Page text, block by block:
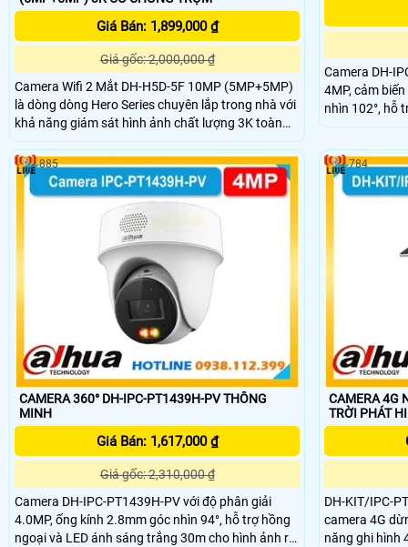
Giá Bán: 1,899,000 ₫
Giá gốc: 2,000,000 ₫
Camera Wifi 2 Mắt DH-H5D-5F 10MP (5MP+5MP)
là dòng dòng Hero Series chuyên lắp trong nhà với
khả năng giám sát hình ảnh chất lượng 3K toàn
cảnh không góc khuất với 1 ống kính cố định và 1
ống kính xoay 360. Ngoài ra camera wifi DH-H5D-
5F còn giúp đảm bảo an ninh hiệu quả với tính
năng phát hiện người và thú cưng với độ chính xác
Camera DH-
4MP, cảm
nhìn 102°, hỗ
SMD 4.0,
IK10.
CAMERA 360° DH-IPC-PT1439H-PV THÔNG
MINH
Giá Bán: 1,617,000 ₫
Giá gốc: 2,310,000 ₫
Camera DH-IPC-PT1439H-PV với độ phân giải
4.0MP, ống kính 2.8mm góc nhìn 94°, hỗ trợ hồng
ngoại và LED ánh sáng trắng 30m cho hình ảnh rõ
885
CAMERA 4G
TRỜI
DH-KIT/IPC-
camera 4G
năng ghi hình
784